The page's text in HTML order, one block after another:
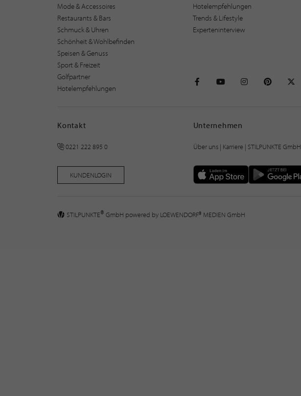
Mode & Accessoires
Restaurants & Bars
Schmuck & Uhren
Schönheit & Wohlbefinden
Speisen & Genuss
Sport & Freizeit
Golfpartner
Hotelempfehlungen
Hotelempfehlungen
Trends & Lifestyle
Experteninterview
Kontakt
0221 222 895 0
KUNDENLOGIN
Unternehmen
Über uns| Karriere | STILPUNKTE GmbH
STILPUNKTE® GmbH powered by LOEWENDORF® MEDIEN GmbH